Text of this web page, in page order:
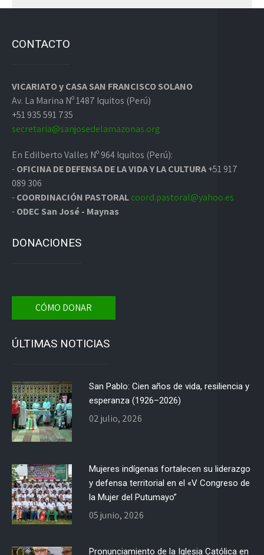
CONTACTO
VICARIATO y CASA SAN FRANCISCO SOLANO
Av. La Marina Nº 1487 Iquitos (Perú)
+51 935 591 735
secretaria@sanjosedelamazonas.org
En Edilberto Valles Nº 964 Iquitos (Perú):
-OFICINA DE DEFENSA DE LA VIDA Y LA CULTURA+51 917
089 306
-COORDINACIÓN PASTORALcoord.pastoral@yahoo.es
-ODEC San José - Maynas
DONACIONES
CÓMO DONAR
ÚLTIMAS NOTICIAS
San Pablo: Cien años de vida, resiliencia y
esperanza (1926–2026)
02 julio, 2026
Mujeres indígenas fortalecen su liderazgo
y defensa territorial en el «V Congreso de
la Mujer del Putumayo”
05 junio, 2026
Pronunciamiento de la Iglesia Católica en